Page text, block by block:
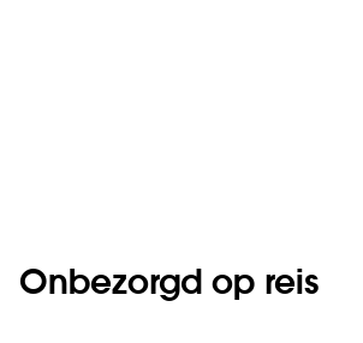
Onbezorgd op reis